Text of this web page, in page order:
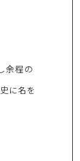
余程の
に名を